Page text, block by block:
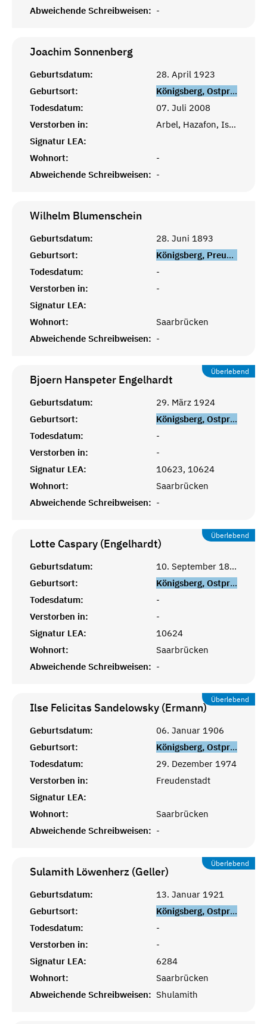
Abweichende Schreibweisen: -
Joachim Sonnenberg
Geburtsdatum:
28. April 1923
Geburtsort:
Königsberg, Ostpreußen
Todesdatum:
07. Juli 2008
Verstorben in:
Arbel, Hazafon, Israel
Signatur LEA:
Wohnort:
-
Abweichende Schreibweisen: -
Wilhelm Blumenschein
Geburtsdatum:
28. Juni 1893
Geburtsort:
Königsberg, Preußen
Todesdatum:
-
Verstorben in:
-
Signatur LEA:
Wohnort:
Saarbrücken
Abweichende Schreibweisen: -
Überlebend
Bjoern Hanspeter Engelhardt
Geburtsdatum:
29. März 1924
Geburtsort:
Königsberg, Ostpreußen
Todesdatum:
-
Verstorben in:
-
Signatur LEA:
10623, 10624
Wohnort:
Saarbrücken
Abweichende Schreibweisen: -
Überlebend
Lotte Caspary (Engelhardt)
Geburtsdatum:
10. September 1899
Geburtsort:
Königsberg, Ostpreußen
Todesdatum:
-
Verstorben in:
-
Signatur LEA:
10624
Wohnort:
Saarbrücken
Abweichende Schreibweisen: -
Überlebend
Ilse Felicitas Sandelowsky (Ermann)
Geburtsdatum:
06. Januar 1906
Geburtsort:
Königsberg, Ostpreußen
Todesdatum:
29. Dezember 1974
Verstorben in:
Freudenstadt
Signatur LEA:
Wohnort:
Saarbrücken
Abweichende Schreibweisen: -
Überlebend
Sulamith Löwenherz (Geller)
Geburtsdatum:
13. Januar 1921
Geburtsort:
Königsberg, Ostpreußen
Todesdatum:
-
Verstorben in:
-
Signatur LEA:
6284
Wohnort:
Saarbrücken
Abweichende Schreibweisen: Shulamith